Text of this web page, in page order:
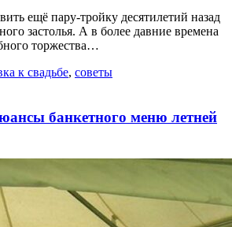
ещё пару-тройку десятилетий назад
застолья. А в более давние времена
торжества…
к свадьбе, советы
банкетного меню летней